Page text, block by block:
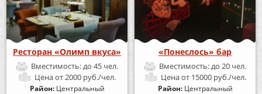
Ресторан «Олимп вкуса»
Вместимость:до 45 чел.
Ценаот 2000 руб./чел.
Район: Центральный
«Понеслось» бар
Вместимость:до 20 чел.
Ценаот 15000 руб./чел.
Район: Центральный